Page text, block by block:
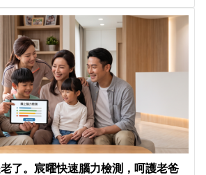
了。宸曜快速腦力檢測，呵護老爸